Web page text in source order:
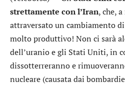
strettamente con l’Iran, che,
attraversato un cambiamento
molto produttivo! Non ci sarà
dell’uranio e gli Stati Uniti, in
dissotterreranno e
nucleare (causata dai